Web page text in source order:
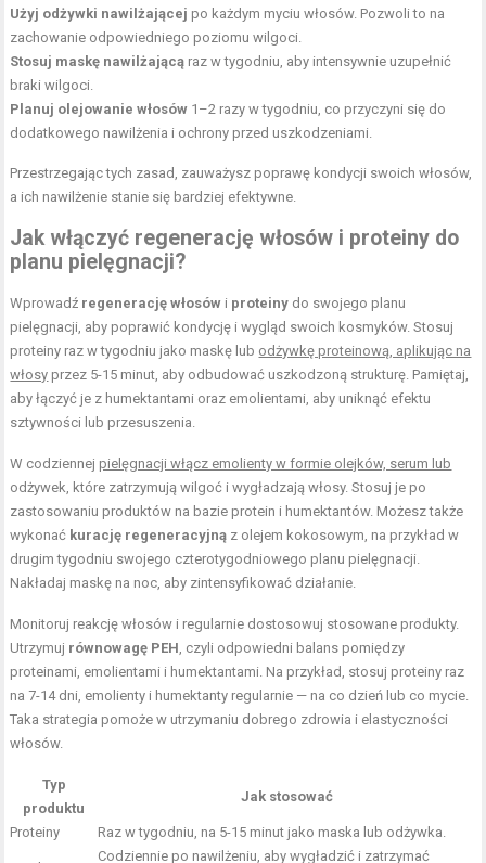
Użyj odżywki nawilżającej po każdym myciu włosów. Pozwoli to na
zachowanie odpowiedniego poziomu wilgoci.
Stosuj maskę nawilżającą raz w tygodniu, aby intensywnie uzupełnić
braki wilgoci.
Planuj olejowanie włosów 1–2 razy w tygodniu, co przyczyni się do
dodatkowego nawilżenia i ochrony przed uszkodzeniami.
Przestrzegając tych zasad, zauważysz poprawę kondycji swoich włosów,
a ich nawilżenie stanie się bardziej efektywne.
Jak włączyć regenerację włosów i proteiny do
planu pielęgnacji?
Wprowadź regenerację włosów i proteiny do swojego planu
pielęgnacji, aby poprawić kondycję i wygląd swoich kosmyków. Stosuj
proteiny raz w tygodniu jako maskę lub odżywkę proteinową, aplikując na
włosy przez 5-15 minut, aby odbudować uszkodzoną strukturę. Pamiętaj,
aby łączyć je z humektantami oraz emolientami, aby uniknąć efektu
sztywności lub przesuszenia.
W codziennej pielęgnacji włącz emolienty w formie olejków, serum lub
odżywek, które zatrzymują wilgoć i wygładzają włosy. Stosuj je po
zastosowaniu produktów na bazie protein i humektantów. Możesz także
wykonać kurację regeneracyjną z olejem kokosowym, na przykład w
drugim tygodniu swojego czterotygodniowego planu pielęgnacji.
Nakładaj maskę na noc, aby zintensyfikować działanie.
Monitoruj reakcję włosów i regularnie dostosowuj stosowane produkty.
Utrzymuj równowagę PEH , czyli odpowiedni balans pomiędzy
proteinami, emolientami i humektantami. Na przykład, stosuj proteiny raz
na 7-14 dni, emolienty i humektanty regularnie — na co dzień lub co mycie.
Taka strategia pomoże w utrzymaniu dobrego zdrowia i elastyczności
włosów.
Typ
produktu
Jak stosować
Proteiny Raz w tygodniu, na 5-15 minut jako maska lub odżywka.
Codziennie po nawilżeniu, aby wygładzić i zatrzymać